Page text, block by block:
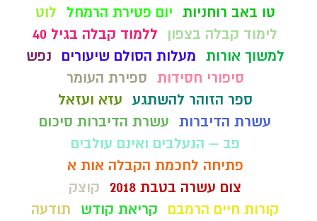
טו באב רוחניות יום פטירת הרמחל
לוט
לימוד קבלה בצפון
ללמוד קבלה בגיל 40
למשוך אורות מעלות הסולם שיעורים
נפש
סיפורי חסידות ספירת העומר
ספר הזוהר להשתגע עזא ועזאל
עשרת הדיברות עשרת הדיברות סיכום
פב – הנעלבים ואינם עולבים
פתיחה לחכמת הקבלה אות א
צום עשרה בטבת 2018
קוצק
קורות חיים הרמבם
קריאת קודש
תודעה